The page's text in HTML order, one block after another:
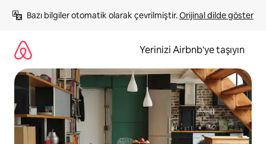
atla
Bazı bilgiler otomatik olarak çevrilmiştir. Orijinal dilde göster
Yerinizi Airbnb'ye taşıyın